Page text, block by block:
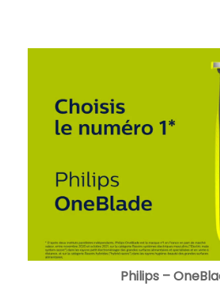
Philips –